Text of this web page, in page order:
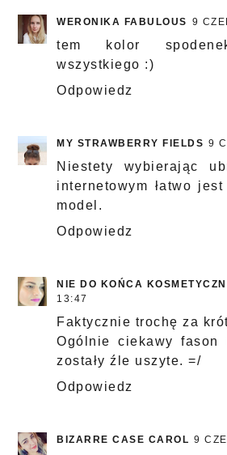
WERONIKA FABULOUS 9
tem kolor
wszystkiego :)
Odpowiedz
MY STRAWBERRY FIELDS 9
Niestety wybierając
internetowym łatwo
model.
Odpowiedz
NIE DO KOŃCA
13:47
Faktycznie trochę za
Ogólnie ciekawy fason
zostały źle uszyte. =/
Odpowiedz
BIZARRE CASE CAROL 9